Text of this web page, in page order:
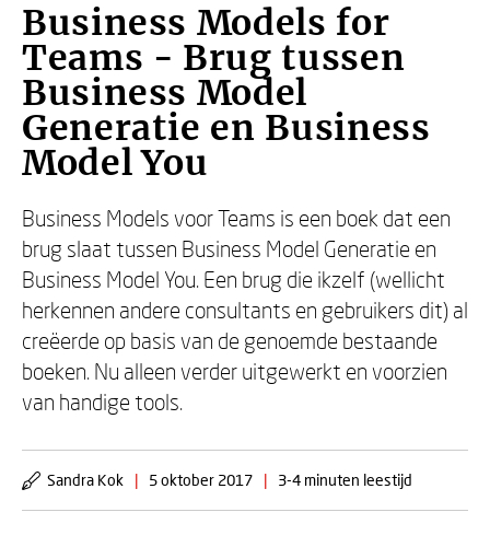
Business Models for
Teams - Brug tussen
Business Model
Generatie en Business
Model You
Business Models voor Teams is een boek dat een
brug slaat tussen Business Model Generatie en
Business Model You. Een brug die ikzelf (wellicht
herkennen andere consultants en gebruikers dit) al
creëerde op basis van de genoemde bestaande
boeken. Nu alleen verder uitgewerkt en voorzien
van handige tools.
Sandra Kok | 5 oktober 2017 | 3-4 minuten leestijd